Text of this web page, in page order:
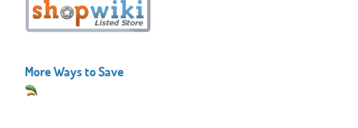
More Ways to Save